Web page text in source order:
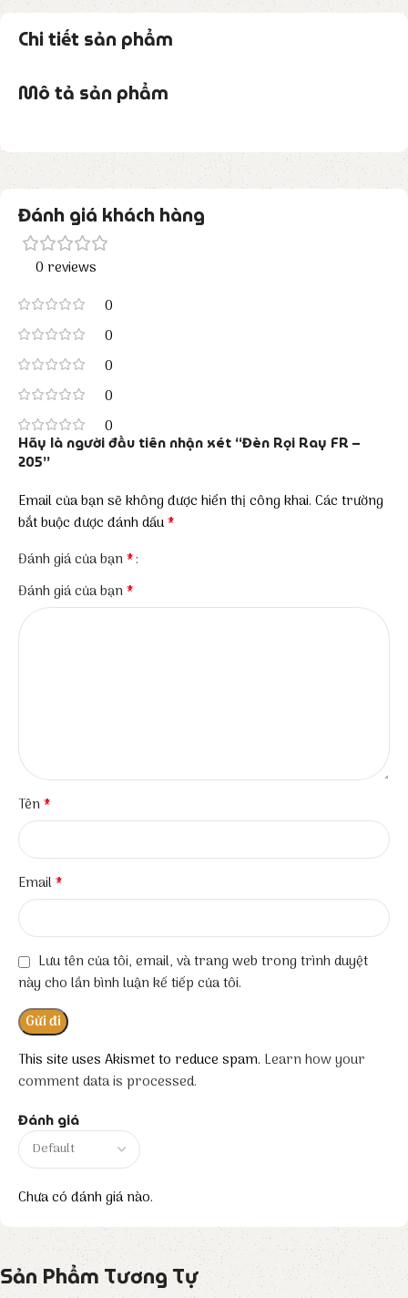
Chi tiết sản phẩm
Mô tả sản phẩm
Đánh giá khách hàng
0 reviews
0
0
0
0
0
Đánh giá
Chưa có đánh giá nào.
Hãy là người đầu tiên nhận xét “Đèn Rọi Ray FR –
205”
Email của bạn sẽ không được hiển thị công khai. Các trường
bắt buộc được đánh dấu*
Đánh giá của bạn*
Đánh giá của bạn*
Tên*
Email*
Lưu tên của tôi, email, và trang web trong trình duyệt
này cho lần bình luận kế tiếp của tôi.
This site uses Akismet to reduce spam. Learn how your
comment data is processed.
Sản Phẩm Tương Tự